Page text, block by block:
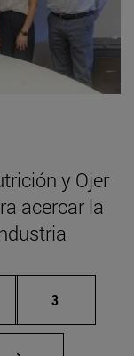
y Ojer
acercar la
Página
3